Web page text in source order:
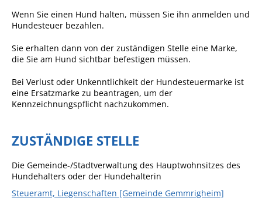
Schulkindbetreuung
Mensa
Gemeindebücherei
Freiwillige Feuerwehr
Bauhof
Wenn Sie einen Hund halten, müssen Sie ihn anmelden und
Hundesteuer bezahlen.
Sie erhalten dann von der zuständigen Stelle eine Marke,
die Sie am Hund sichtbar befestigen müssen.
Bei Verlust oder Unkenntlichkeit der Hundesteuermarke ist
eine Ersatzmarke zu beantragen, um der
Kennzeichnungspflicht nachzukommen.
ZUSTÄNDIGE STELLE
Die Gemeinde-/Stadtverwaltung des Hauptwohnsitzes des
Hundehalters oder der Hundehalterin
Steueramt, Liegenschaften [Gemeinde Gemmrigheim]